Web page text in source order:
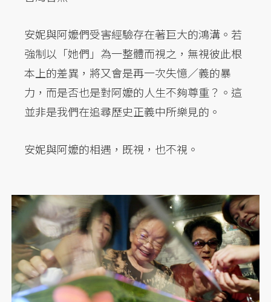
安妮與阿嬤們受害經驗存在著巨大的鴻溝。若
強制以「她們」為一整體而視之，無視彼此根
本上的差異，將又會是再一次失憶／義的暴
力，而是否也是對阿嬤的人生不夠尊重？。這
並非是我們在追尋歷史正義中所樂見的。
安妮與阿嬤的相遇，既視，也不視。